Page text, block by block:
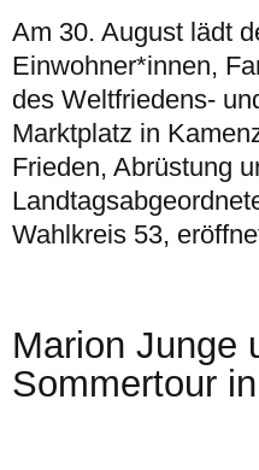
Am 30. August lädt
Einwohner*innen,
des Weltfriedens-
Marktplatz in
Frieden, Abrüstung
Wahlkreis 53,
Marion Junge
Sommertour